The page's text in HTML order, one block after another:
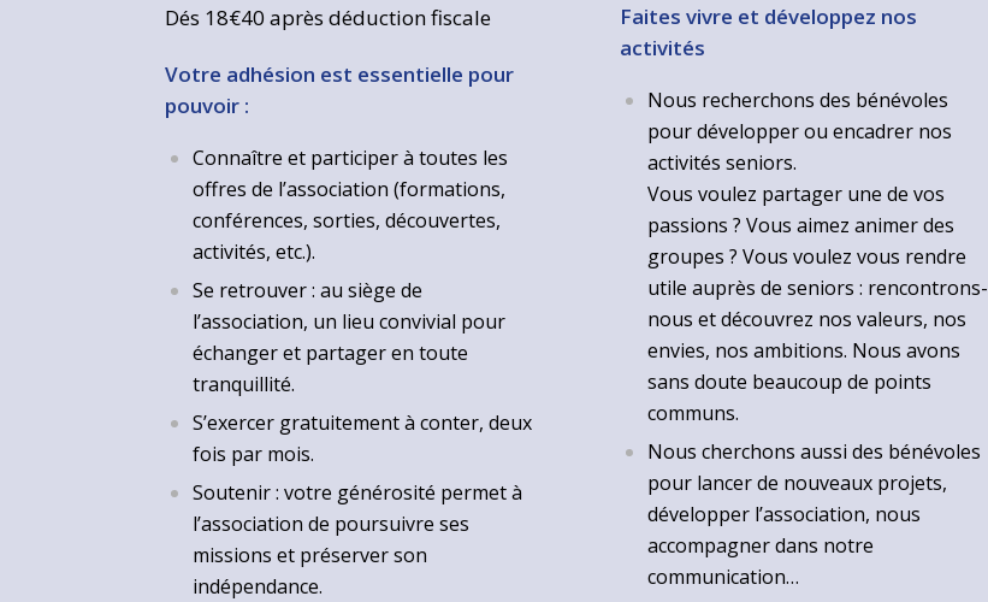
Dés 18€40 après déduction fiscale
Votre adhésion est essentielle pour
pouvoir :
Connaître et participer à toutes les
offres de l’association (formations,
conférences, sorties, découvertes,
activités, etc.).
Se retrouver : au siège de
l’association, un lieu convivial pour
échanger et partager en toute
tranquillité.
S’exercer gratuitement à conter, deux
fois par mois.
Soutenir : votre générosité permet à
l’association de poursuivre ses
missions et préserver son
indépendance.
Faites vivre et développez nos
activités
Nous recherchons des bénévoles
pour développer ou encadrer nos
activités seniors.
Vous voulez partager une de vos
passions ? Vous aimez animer des
groupes ? Vous voulez vous rendre
utile auprès de seniors : rencontrons-
nous et découvrez nos valeurs, nos
envies, nos ambitions. Nous avons
sans doute beaucoup de points
communs.
Nous cherchons aussi des bénévoles
pour lancer de nouveaux projets,
développer l’association, nous
accompagner dans notre
communication…